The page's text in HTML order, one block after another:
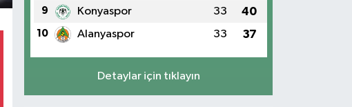
9 Konyaspor 33 40
10 Alanyaspor 33 37
Detaylar için tıklayın